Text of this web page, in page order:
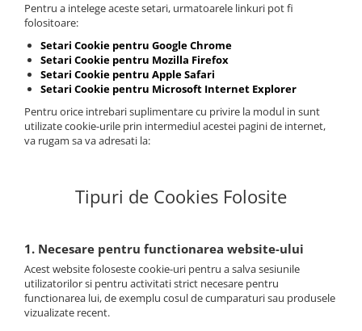
Pentru a intelege aceste setari, urmatoarele linkuri pot fi
folositoare:
Setari Cookie pentru Google Chrome
Setari Cookie pentru Mozilla Firefox
Setari Cookie pentru Apple Safari
Setari Cookie pentru Microsoft Internet Explorer
Pentru orice intrebari suplimentare cu privire la modul in sunt
utilizate cookie-urile prin intermediul acestei pagini de internet,
va rugam sa va adresati la:
Tipuri de Cookies Folosite
1. Necesare pentru functionarea website-ului
Acest website foloseste cookie-uri pentru a salva sesiunile
utilizatorilor si pentru activitati strict necesare pentru
functionarea lui, de exemplu cosul de cumparaturi sau produsele
vizualizate recent.